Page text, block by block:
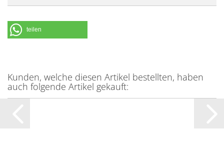
teilen
Kunden, welche diesen Artikel bestellten, haben
auch folgende Artikel gekauft: